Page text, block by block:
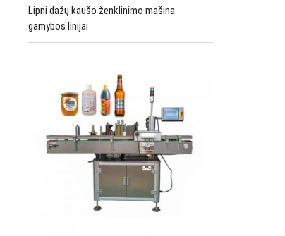
Lipni dažų kaušo ženklinimo mašina
gamybos linijai